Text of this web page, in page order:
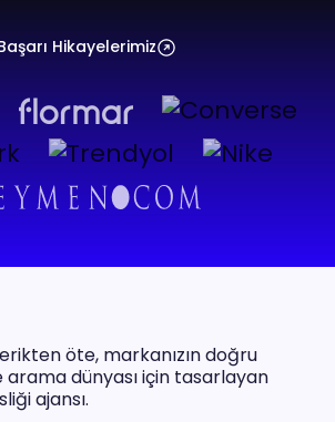
Hikayelerimiz
öte, markanızın doğru
arama dünyası için tasarlayan
ajansı.